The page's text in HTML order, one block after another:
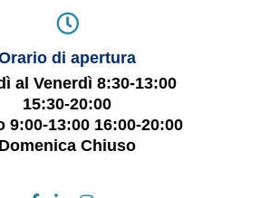
di apertura
al Venerdì 8:30-13:00
15:30-20:00
9:00-13:00 16:00-20:00
Domenica Chiuso